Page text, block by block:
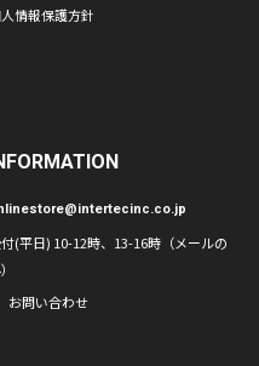
情報保護方針
(平日) 10-12時、13-16時（メールの
お問い合わせ